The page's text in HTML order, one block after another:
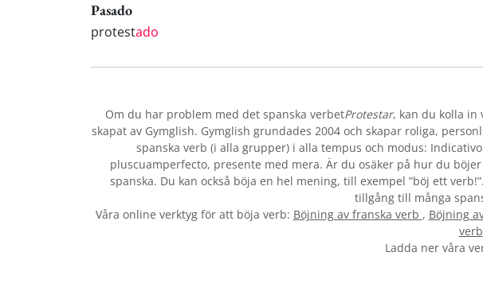
Pasado
protestado
Om du har problem med det spanska verbetProtestar, kan du kolla in
skapat av Gymglish. Gymglish grundades 2004 och skapar roliga,
spanska verb (i alla grupper) i alla tempus och modus:
pluscuamperfecto, presente med mera. Är du osäker på hur du
spanska. Du kan också böja en hel mening, till exempel ”böj ett
tillgång till många
Våra online verktyg för att böja verb: Böjning av franska verb , Böjning
verb
Ladda ner våra